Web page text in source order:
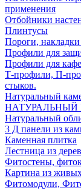
применения
Отбойники
Плинтусы
Пороги,
Профили для
Профили для
Т-профили, П-
стыков.
Натуральный
НАТУРАЛЬНЫЙ
Натуральный
3 Д панели из
Каменная плитка
Лестница из
Фитостены,
Картина из
Фитомодули,